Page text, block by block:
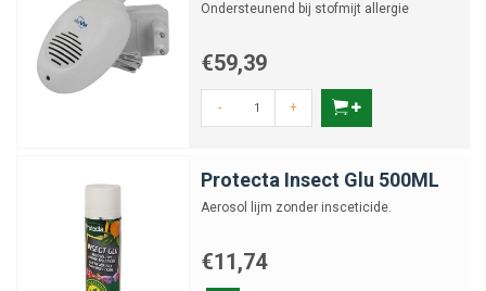
Ondersteunend bij stofmijt allergie
€59,39
- +
Protecta Insect Glu 500ML
Aerosol lijm zonder insceticide.
€11,74